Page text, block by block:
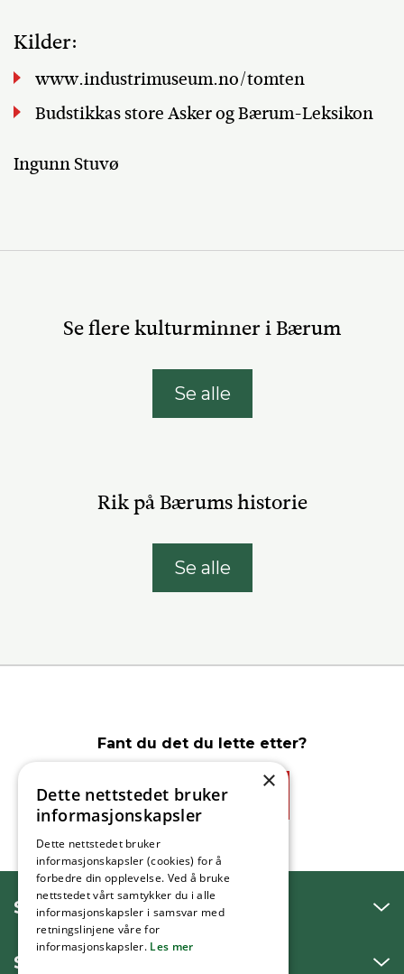
Kilder:
www.industrimuseum.no/tomten
Budstikkas store Asker og Bærum-Leksikon
Ingunn Stuvø
Se flere kulturminner i Bærum
Se alle
Rik på Bærums historie
Se alle
Fant du det du lette etter?
Ja
SNAKK MED OSS
SKRIV TIL OSS
×
Dette nettstedet bruker
informasjonskapsler
Dette nettstedet bruker
informasjonskapsler (cookies) for å
forbedre din opplevelse. Ved å bruke
nettstedet vårt samtykker du i alle
informasjonskapsler i samsvar med
retningslinjene våre for
informasjonskapsler. Les mer